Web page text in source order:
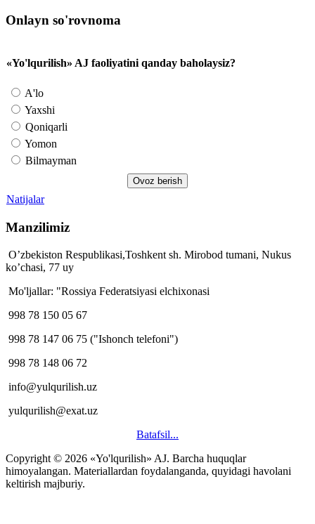
Onlayn so'rovnoma
«Yo'lqurilish» AJ faoliyatini qanday baholaysiz?
A'lo
Yaxshi
Qoniqarli
Yomon
Bilmayman
Natijalar
Manzilimiz
O’zbekiston Respublikasi,Toshkent sh. Mirobod tumani, Nukus
ko’chasi, 77 uy
Mo'ljallar: "Rossiya Federatsiyasi elchixonasi
998 78 150 05 67
998 78 147 06 75 ("Ishonch telefoni")
998 78 148 06 72
info@yulqurilish.uz
yulqurilish@exat.uz
Batafsil...
Copyright © 2026 «Yo'lqurilish» AJ. Barcha huquqlar
himoyalangan. Materiallardan foydalanganda, quyidagi havolani
keltirish majburiy.